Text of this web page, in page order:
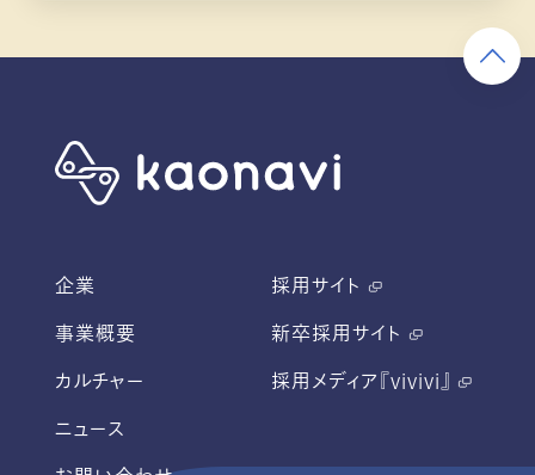
企業
事業概要
カルチャー
ニュース
採用サイト
新卒採用サイト
採用メディア『vivivi』